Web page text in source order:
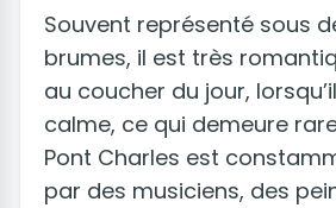
Souvent représenté sous
brumes, il est très
au coucher du jour,
calme, ce qui demeure
Pont Charles est
par des musiciens, des